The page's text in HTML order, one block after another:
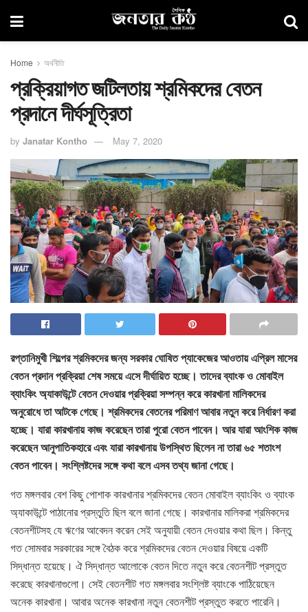
Home অর্থনীতি
প্রক্রিয়াগত জটিলতায় শ্রমিকদের বেতন
প্রদানে দীর্ঘসূত্রিতা
by Janatar Kontho May 7, 2020
রপ্তানিমুখী শিল্পের শ্রমিকদের জন্য সরকার ঘোষিত প্যাকেজের আওতায় এপ্রিল মাসের
বেতন প্রদান প্রক্রিয়া শেষ সময়ে এসে দীর্ঘায়িত হচ্ছে। তাদের ব্যাংক ও মোবাইল
ব্যাংকিং অ্যাকাউন্টে বেতন দেওয়ার প্রক্রিয়া সম্পন্ন করে কারখানা মালিকদের
অনুরোধে তা আটকে গেছে। শ্রমিকদের বেতনের পরিমাণ আবার নতুন করে নির্ধারণ করা
হচ্ছে। যারা কারখানায় কাজ করেছেন তারা পুরো বেতন পাবেন। আর যারা আংশিক কাজ
করেছেন আনুপাতিকহারে এবং যারা কারখানায় উপস্থিত ছিলেন না তারা ৬৫ শতাংশ
বেতন পাবেন। সংশ্লিষ্টদের সঙ্গে কথা বলে এসব তথ্য জানা গেছে।
গত মঙ্গলবার বেশ কিছু পোশাক কারখানার শ্রমিকদের বেতন মোবাইল ব্যাংকিং ও ব্যাংক
অ্যাকাউন্টে পাঠানোর প্রস্তুতি ছিল বলে জানা গেছে। কারখানার মালিকরা শ্রমিকদের
বেতনশীটসহ যে ঋণের আবেদন করেন সেই অনুযায়ী বেতন দেওয়ার কথা ছিল। কিন্তু
গত সোমবার সরকারের সঙ্গে বৈঠক করে শ্রমিকদের বেতন দেওয়ার বিষয়ে একটি
সিদ্ধান্ত হয়েছে। ঐ সিদ্ধান্ত আলোকে বেতন দিতে নতুন করে বেতনশীট প্রস্তুত
করেছে কারখানাগুলো। সেই বেতনশীট গত মঙ্গলবার সংশ্লিষ্ট ব্যাংকে পাঠিয়েছেন
অনেক কারখানা। আবার অনেক কারখানা নতুন বেতনশীট প্রস্তুত করতে পারেনি।